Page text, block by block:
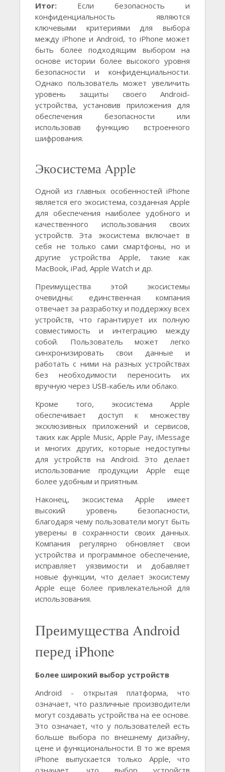
Итог: Если безопасность и
конфиденциальность являются
ключевыми критериями для выбора
между iPhone и Android, то iPhone может
быть более подходящим выбором на
основе истории более высокого уровня
безопасности и конфиденциальности.
Однако пользователь может увеличить
уровень защиты своего Android-
устройства, установив приложения для
обеспечения безопасности или
использовав функцию встроенного
шифрования.
Экосистема Apple
Одной из главных особенностей iPhone
является его экосистема, созданная Apple
для обеспечения наиболее удобного и
качественного использования своих
устройств. Эта экосистема включает в
себя не только сами смартфоны, но и
другие устройства Apple, такие как
MacBook, iPad, Apple Watch и др.
Преимущества этой экосистемы
очевидны: единственная компания
отвечает за разработку и поддержку всех
устройств, что гарантирует их полную
совместимость и интеграцию между
собой. Пользователь может легко
синхронизировать свои данные и
работать с ними на разных устройствах
без необходимости переносить их
вручную через USB-кабель или облако.
Кроме того, экосистема Apple
обеспечивает доступ к множеству
эксклюзивных приложений и сервисов,
таких как Apple Music, Apple Pay, iMessage
и многих других, которые недоступны
для устройств на Android. Это делает
использование продукции Apple еще
более удобным и приятным.
Наконец, экосистема Apple имеет
высокий уровень безопасности,
благодаря чему пользователи могут быть
уверены в сохранности своих данных.
Компания регулярно обновляет свои
устройства и программное обеспечение,
исправляет уязвимости и добавляет
новые функции, что делает экосистему
Apple еще более привлекательной для
использования.
Преимущества Android
перед iPhone
Более широкий выбор устройств
Android - открытая платформа, что
означает, что различные производители
могут создавать устройства на ее основе.
Это означает, что у пользователей есть
больше выбора по внешнему дизайну,
цене и функциональности. В то же время
iPhone выпускается только Apple, что